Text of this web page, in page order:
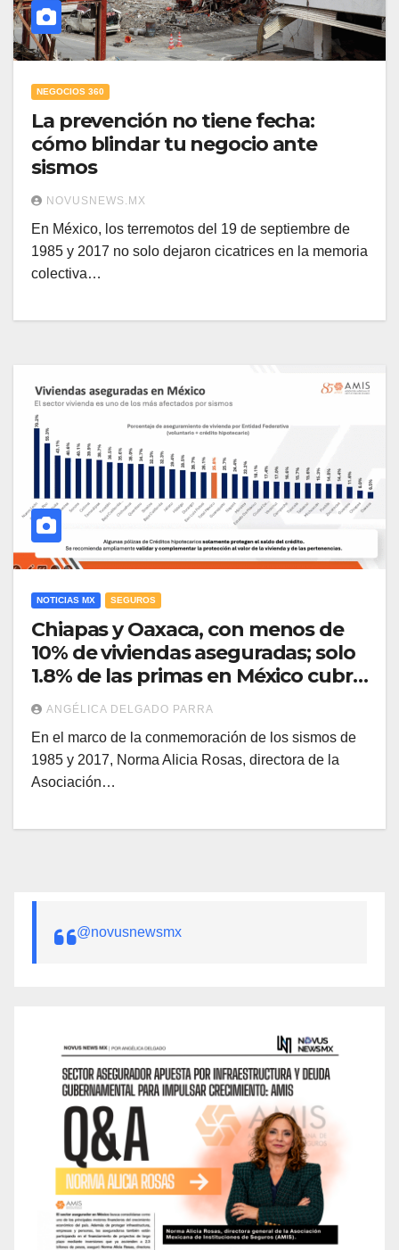
NEGOCIOS 360
La prevención no tiene fecha:
cómo blindar tu negocio ante
sismos
NOVUSNEWS.MX
En México, los terremotos del 19 de septiembre de
1985 y 2017 no solo dejaron cicatrices en la memoria
colectiva…
NOTICIAS MX SEGUROS
Chiapas y Oaxaca, con menos de
10% de viviendas aseguradas; solo
1.8% de las primas en México cubre
sismos: AMIS
ANGÉLICA DELGADO PARRA
En el marco de la conmemoración de los sismos de
1985 y 2017, Norma Alicia Rosas, directora de la
Asociación…
@novusnewsmx